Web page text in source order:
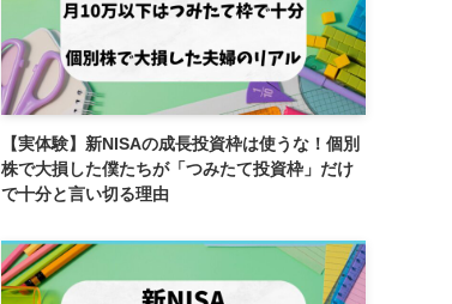
【実体験】新NISAの成長投資枠は使うな！個別
株で大損した僕たちが「つみたて投資枠」だけ
で十分と言い切る理由